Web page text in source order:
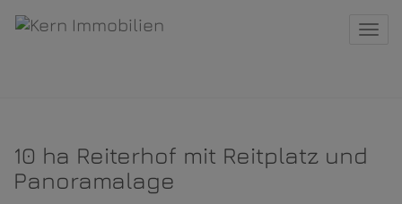
10 ha Reiterhof mit Reitplatz und
Panoramalage